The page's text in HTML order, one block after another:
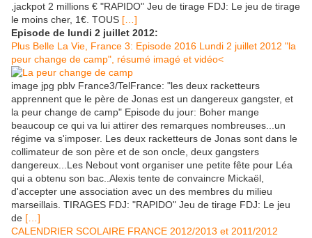
,jackpot 2 millions € "RAPIDO" Jeu de tirage FDJ: Le jeu de tirage
le moins cher, 1€. TOUS […]
Episode de lundi 2 juillet 2012:
Plus Belle La Vie, France 3: Episode 2016 Lundi 2 juillet 2012 "la
peur change de camp", résumé imagé et vidéo<
image jpg pblv France3/TelFrance: "les deux racketteurs
apprennent que le père de Jonas est un dangereux gangster, et
la peur change de camp" Episode du jour: Boher mange
beaucoup ce qui va lui attirer des remarques nombreuses...un
régime va s'imposer. Les deux racketteurs de Jonas sont dans le
collimateur de son père et de son oncle, deux gangsters
dangereux...Les Nebout vont organiser une petite fête pour Léa
qui a obtenu son bac..Alexis tente de convaincre Mickaël,
d'accepter une association avec un des membres du milieu
marseillais. TIRAGES FDJ: "RAPIDO" Jeu de tirage FDJ: Le jeu
de […]
CALENDRIER SCOLAIRE FRANCE 2012/2013 et 2011/2012